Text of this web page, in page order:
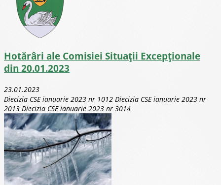
Hotărâri ale Comisiei Situații Excepționale
din 20.01.2023
23.01.2023
Diecizia CSE ianuarie 2023 nr 1012 Diecizia CSE ianuarie 2023 nr
2013 Diecizia CSE ianuarie 2023 nr 3014